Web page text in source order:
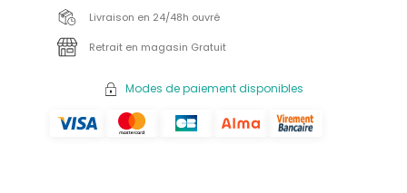
Livraison en 24/48h ouvré
Retrait en magasin Gratuit
Modes de paiement disponibles